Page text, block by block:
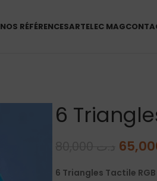
NOS RÉFÉRENCESARTELEC MAG
6
6 Triangles Tactile RGB